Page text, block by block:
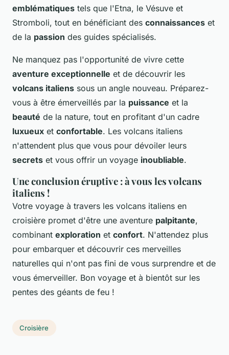
emblématiques tels que l'Etna, le Vésuve et
Stromboli, tout en bénéficiant des connaissances et
de la passion des guides spécialisés.
Ne manquez pas l'opportunité de vivre cette
aventure exceptionnelle et de découvrir les
volcans italiens sous un angle nouveau. Préparez-
vous à être émerveillés par la puissance et la
beauté de la nature, tout en profitant d'un cadre
luxueux et confortable. Les volcans italiens
n'attendent plus que vous pour dévoiler leurs
secrets et vous offrir un voyage inoubliable.
Une conclusion éruptive : à vous les volcans
italiens !
Votre voyage à travers les volcans italiens en
croisière promet d'être une aventure palpitante,
combinant exploration et confort. N'attendez plus
pour embarquer et découvrir ces merveilles
naturelles qui n'ont pas fini de vous surprendre et de
vous émerveiller. Bon voyage et à bientôt sur les
pentes des géants de feu !
Croisière